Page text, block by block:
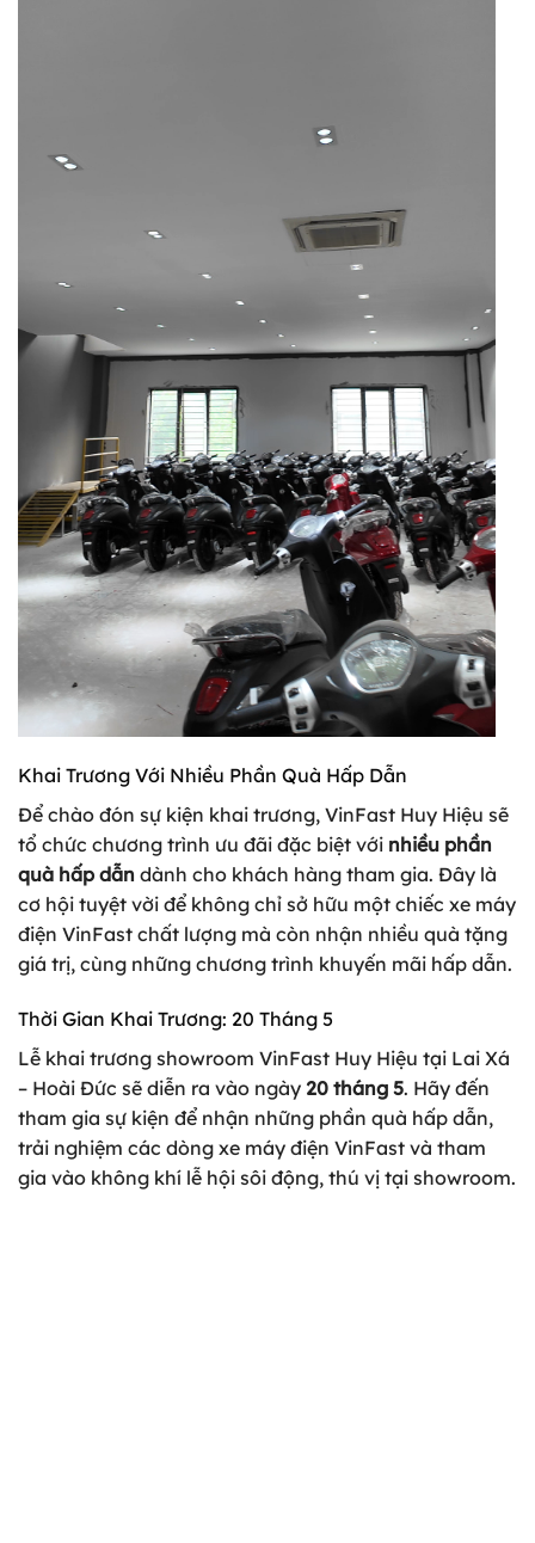
Khai Trương Với Nhiều Phần Quà Hấp Dẫn
Để chào đón sự kiện khai trương, VinFast Huy Hiệu sẽ
tổ chức chương trình ưu đãi đặc biệt với nhiều phần
quà hấp dẫn dành cho khách hàng tham gia. Đây là
cơ hội tuyệt vời để không chỉ sở hữu một chiếc xe máy
điện VinFast chất lượng mà còn nhận nhiều quà tặng
giá trị, cùng những chương trình khuyến mãi hấp dẫn.
Thời Gian Khai Trương: 20 Tháng 5
Lễ khai trương showroom VinFast Huy Hiệu tại Lai Xá
– Hoài Đức sẽ diễn ra vào ngày 20 tháng 5. Hãy đến
tham gia sự kiện để nhận những phần quà hấp dẫn,
trải nghiệm các dòng xe máy điện VinFast và tham
gia vào không khí lễ hội sôi động, thú vị tại showroom.